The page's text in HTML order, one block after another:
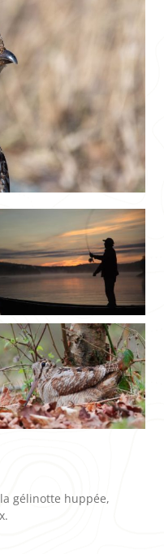
gélinotte huppée,